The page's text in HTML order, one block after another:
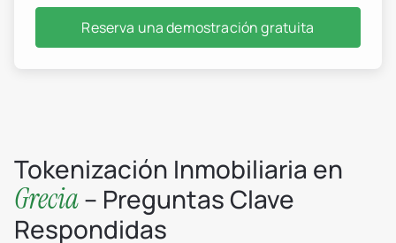
Reserva una demostración gratuita
Tokenización Inmobiliaria en
Grecia– Preguntas Clave
Respondidas
Indonesia
Italia
Luxemburgo